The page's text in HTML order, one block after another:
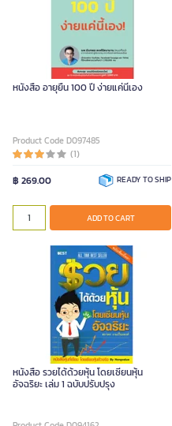
หนังสือ อายุยืน 100 ปี ง่ายแค่นี้เอง
Product Code D097485
(1)
฿ 269.00
READY TO SHIP
ADD TO CART
หนังสือ รวยได้ด้วยหุ้น โดยเซียนหุ้น
อัจฉริยะ เล่ม 1 ฉบับปรับปรุง